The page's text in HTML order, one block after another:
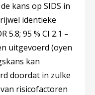
kans op SIDS in
identieke
5.8; 95 % CI 2.1 –
uitgevoerd (oyen
kan
doordat in zulke
risicofactoren